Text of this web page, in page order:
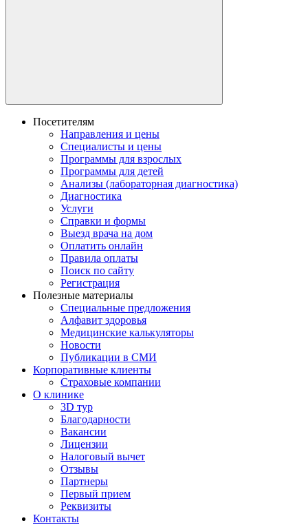
Посетителям
Направления и цены
Специалисты и цены
Программы для взрослых
Программы для детей
Анализы (лабораторная диагностика)
Диагностика
Услуги
Справки и формы
Выезд врача на дом
Оплатить онлайн
Правила оплаты
Поиск по сайту
Регистрация
Полезные материалы
Специальные предложения
Алфавит здоровья
Медицинские калькуляторы
Новости
Публикации в СМИ
Корпоративные клиенты
Страховые компании
О клинике
3D тур
Благодарности
Вакансии
Лицензии
Налоговый вычет
Отзывы
Партнеры
Первый прием
Реквизиты
Контакты